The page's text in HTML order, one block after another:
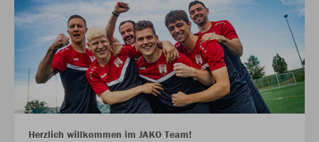
Herzlich willkommen im JAKO Team!